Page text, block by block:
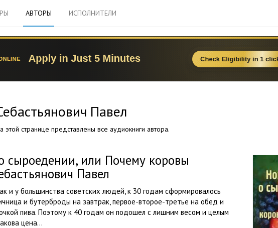
АВТОРЫ ИСПОЛНИТЕЛИ
Павел
этой странице представлены все аудиокниги автора.
сыроедении, или Почему коровы
Павел
и у большинства советских людей, к 30 годам сформировалось
и бутерброды на завтрак, первое-второе-третье на обед и
пива. Поэтому к 40 годам он подошел с лишним весом и целым
цена...